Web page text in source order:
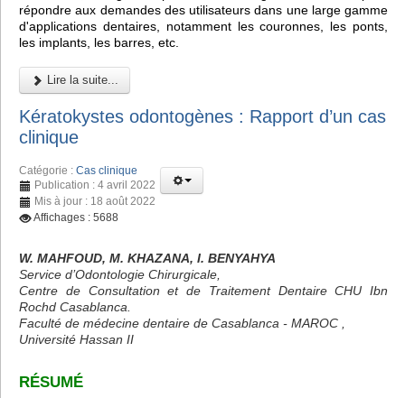
répondre aux demandes des utilisateurs dans une large gamme
d'applications dentaires, notamment les couronnes, les ponts,
les implants, les barres, etc.
Lire la suite...
Kératokystes odontogènes : Rapport d’un cas
clinique
Catégorie : Cas clinique
Publication : 4 avril 2022
Mis à jour : 18 août 2022
Affichages : 5688
W. MAHFOUD, M. KHAZANA, I. BENYAHYA
Service d’Odontologie Chirurgicale,
Centre de Consultation et de Traitement Dentaire CHU Ibn
Rochd Casablanca.
Faculté de médecine dentaire de Casablanca - MAROC ,
Université Hassan II
RÉSUMÉ